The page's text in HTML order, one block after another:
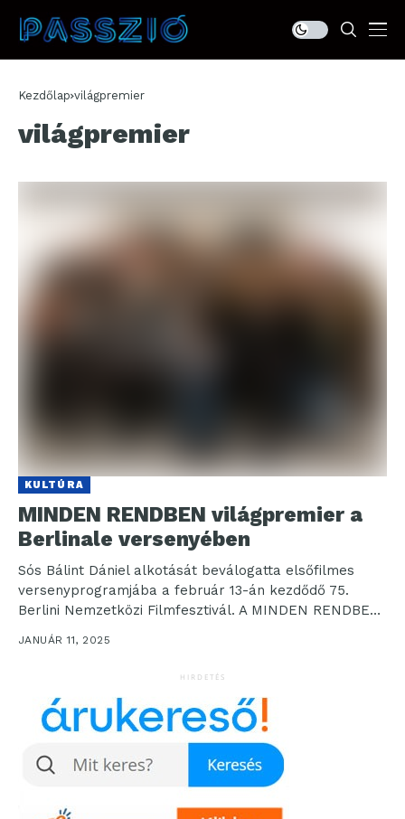
Kezdőlap világpremier
világpremier
KULTÚRA
MINDEN RENDBEN világpremier a
Berlinale versenyében
Sós Bálint Dániel alkotását beválogatta elsőfilmes
versenyprogramjába a február 13-án kezdődő 75.
Berlini Nemzetközi Filmfesztivál. A MINDEN RENDBEN
a Nemzeti Filmintézet Inkubátor Programjában...
JANUÁR 11, 2025
HIRDETÉS